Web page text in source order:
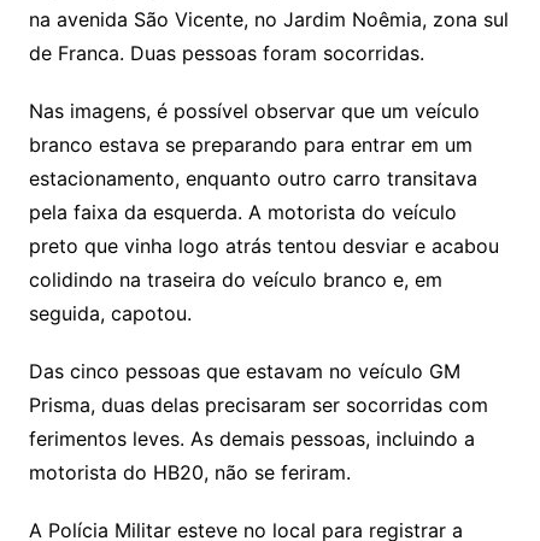
na avenida São Vicente, no Jardim Noêmia, zona sul
de Franca. Duas pessoas foram socorridas.
Nas imagens, é possível observar que um veículo
branco estava se preparando para entrar em um
estacionamento, enquanto outro carro transitava
pela faixa da esquerda. A motorista do veículo
preto que vinha logo atrás tentou desviar e acabou
colidindo na traseira do veículo branco e, em
seguida, capotou.
Das cinco pessoas que estavam no veículo GM
Prisma, duas delas precisaram ser socorridas com
ferimentos leves. As demais pessoas, incluindo a
motorista do HB20, não se feriram.
A Polícia Militar esteve no local para registrar a